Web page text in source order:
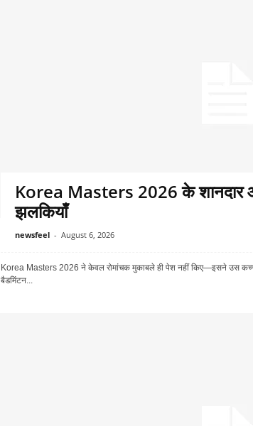
Korea Masters 2026 के शानदार
झलकियाँ
newsfeel - August 6, 2026
Korea Masters 2026 ने केवल रोमांचक मुकाबले ही पेश नहीं किए—इसने उस
बैडमिंटन...